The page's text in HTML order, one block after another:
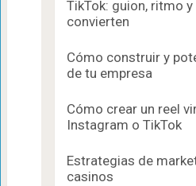
TikTok: guion, ritmo
convierten
Cómo construir y
de tu empresa
Cómo crear un reel
Instagram o TikTok
Estrategias de
casinos